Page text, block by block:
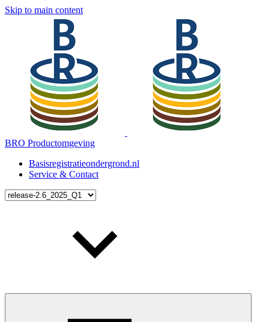
Skip to main content
BRO Productomgeving
Basisregistratieondergrond.nl
Service & Contact